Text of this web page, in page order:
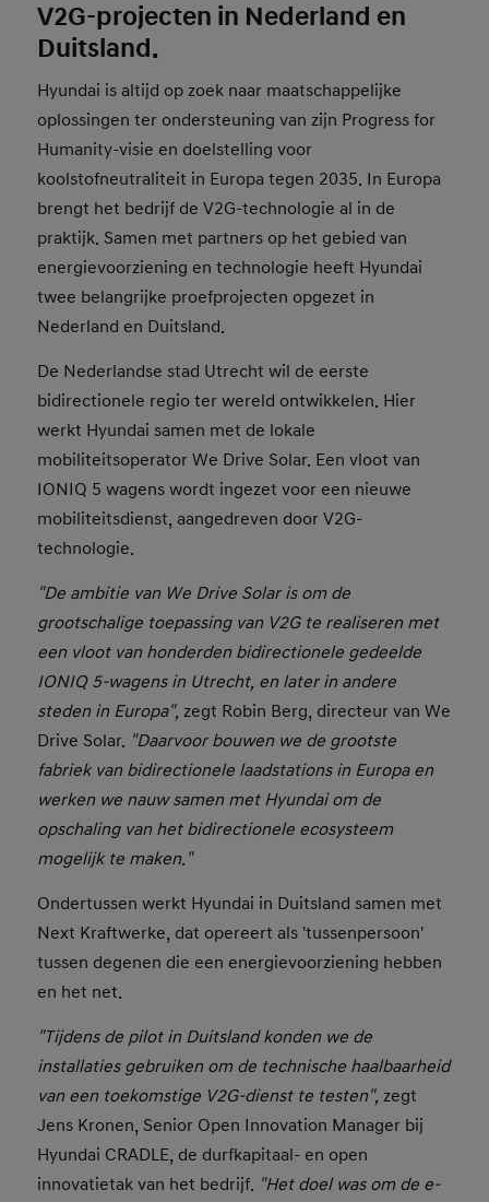
V2G-projecten in Nederland en
Duitsland.
Hyundai is altijd op zoek naar maatschappelijke
oplossingen ter ondersteuning van zijn Progress for
Humanity-visie en doelstelling voor
koolstofneutraliteit in Europa tegen 2035. In Europa
brengt het bedrijf de V2G-technologie al in de
praktijk. Samen met partners op het gebied van
energievoorziening en technologie heeft Hyundai
twee belangrijke proefprojecten opgezet in
Nederland en Duitsland.
De Nederlandse stad Utrecht wil de eerste
bidirectionele regio ter wereld ontwikkelen. Hier
werkt Hyundai samen met de lokale
mobiliteitsoperator We Drive Solar. Een vloot van
IONIQ 5 wagens wordt ingezet voor een nieuwe
mobiliteitsdienst, aangedreven door V2G-
technologie.
"De ambitie van We Drive Solar is om de
grootschalige toepassing van V2G te realiseren met
een vloot van honderden bidirectionele gedeelde
IONIQ 5-wagens in Utrecht, en later in andere
steden in Europa", zegt Robin Berg, directeur van We
Drive Solar. "Daarvoor bouwen we de grootste
fabriek van bidirectionele laadstations in Europa en
werken we nauw samen met Hyundai om de
opschaling van het bidirectionele ecosysteem
mogelijk te maken."
Ondertussen werkt Hyundai in Duitsland samen met
Next Kraftwerke, dat opereert als 'tussenpersoon'
tussen degenen die een energievoorziening hebben
en het net.
"Tijdens de pilot in Duitsland konden we de
installaties gebruiken om de technische haalbaarheid
van een toekomstige V2G-dienst te testen", zegt
Jens Kronen, Senior Open Innovation Manager bij
Hyundai CRADLE, de durfkapitaal- en open
innovatietak van het bedrijf. "Het doel was om de e-